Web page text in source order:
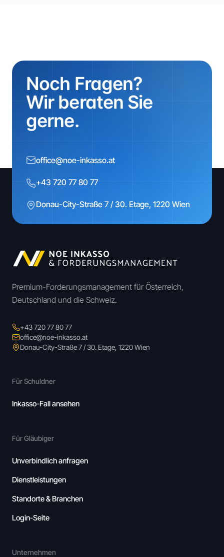
Noch Fragen?
Wir beraten Sie
gerne.
office@noe-inkasso.at
+43 720 77 80 77
Donau-City-Straße 7 / 30. Etage, 1220 Wien
Premium-Forderungsmanagement für Österreich,
Deutschland und die Schweiz.
+43 720 77 80 77
office@noe-inkasso.at
Donau-City-Straße 7 / 30. Etage, 1220 Wien
Für Schuldner
Inkasso-Fall ansehen
Für Gläubiger
Unverbindlich anfragen
Dienstleistungen
Standorte & Branchen
Login-Seite
Unternehmen